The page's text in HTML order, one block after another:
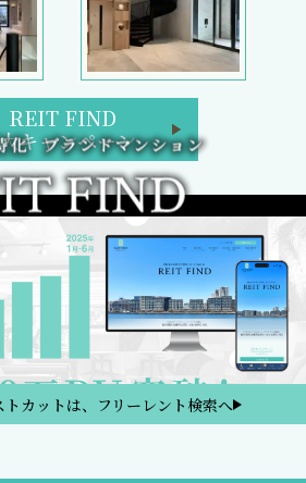
REIT FIND
キャンペーン
カットは、フリーレント検索へ